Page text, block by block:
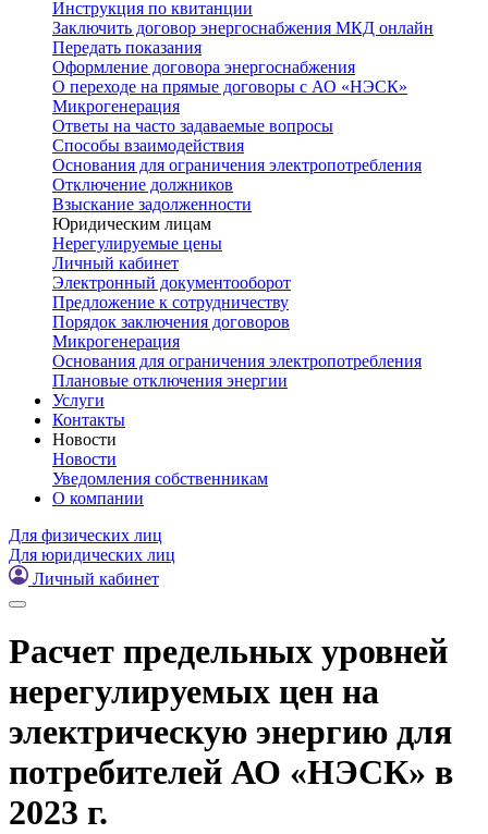
Инструкция по квитанции
Заключить договор энергоснабжения МКД онлайн
Передать показания
Оформление договора энергоснабжения
О переходе на прямые договоры с АО «НЭСК»
Микрогенерация
Ответы на часто задаваемые вопросы
Способы взаимодействия
Основания для ограничения электропотребления
Отключение должников
Взыскание задолженности
Юридическим лицам
Нерегулируемые цены
Личный кабинет
Электронный документооборот
Предложение к сотрудничеству
Порядок заключения договоров
Микрогенерация
Основания для ограничения электропотребления
Плановые отключения энергии
Услуги
Контакты
Новости
Новости
Уведомления собственникам
О компании
Для физических лиц
Для юридических лиц
Личный кабинет
Расчет предельных уровней
нерегулируемых цен на
электрическую энергию для
потребителей АО «НЭСК» в
2023 г.